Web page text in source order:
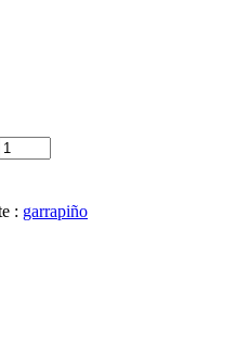
: garrapiño